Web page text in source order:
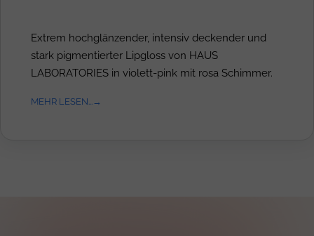
Extrem hochglänzender, intensiv deckender und
stark pigmentierter Lipgloss von HAUS
LABORATORIES in violett-pink mit rosa Schimmer.
MEHR LESEN...